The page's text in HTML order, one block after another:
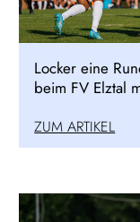
Locker eine
beim FV Elztal
ZUM ARTIKEL